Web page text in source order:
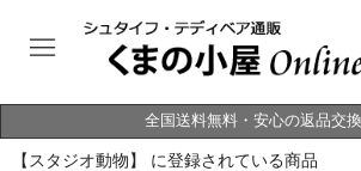
全国送料無料・安心の返品交
【スタジオ動物】 に登録されている商品